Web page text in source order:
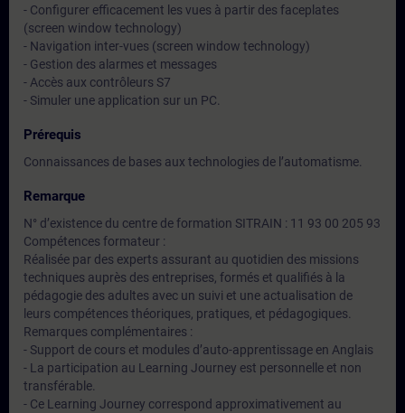
- Configurer efficacement les vues à partir des faceplates
(screen window technology)
- Navigation inter-vues (screen window technology)
- Gestion des alarmes et messages
- Accès aux contrôleurs S7
- Simuler une application sur un PC.
Prérequis
Connaissances de bases aux technologies de l’automatisme.
Remarque
N° d’existence du centre de formation SITRAIN : 11 93 00 205 93
Compétences formateur :
Réalisée par des experts assurant au quotidien des missions
techniques auprès des entreprises, formés et qualifiés à la
pédagogie des adultes avec un suivi et une actualisation de
leurs compétences théoriques, pratiques, et pédagogiques.
Remarques complémentaires :
- Support de cours et modules d’auto-apprentissage en Anglais
- La participation au Learning Journey est personnelle et non
transférable.
- Ce Learning Journey correspond approximativement au